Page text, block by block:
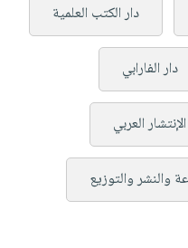
دار الكتب العلمية
دار الفارابي
العربي
والنشر والتوزيع